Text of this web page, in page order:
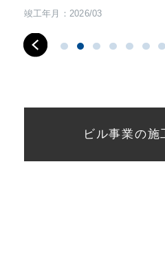
竣工年月：2026/03
ビル事業の施